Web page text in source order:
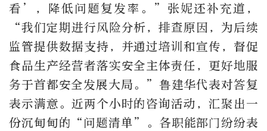
看’，降低问题复发率。”张妮还补充道，
“我们定期进行风险分析，排查原因，为后续
监管提供数据支持，并通过培训和宣传，督促
食品生产经营者落实安全主体责任，更好地服
务于首都安全发展大局。”鲁建华代表对答复
表示满意。近两个小时的咨询活动，汇聚出一
份沉甸甸的“问题清单”。各职能部门纷纷表